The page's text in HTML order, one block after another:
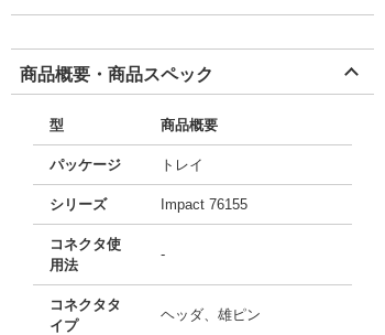
商品概要・商品スペック
型 商品概要
パッケージ トレイ
シリーズ Impact 76155
コネクタ使
用法
-
コネクタタ
イプ
ヘッダ、雄ピン